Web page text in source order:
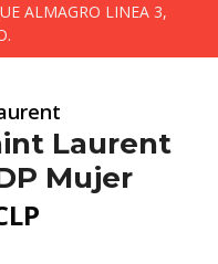
ALMAGRO LINEA 3,
Laurent
Mujer